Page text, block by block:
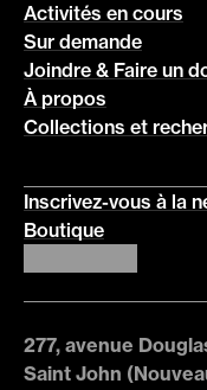
Activités en cours
Sur demande
Joindre & Faire un
À propos
Collections et
Inscrivez-vous à la
Boutique
277, avenue
Saint John